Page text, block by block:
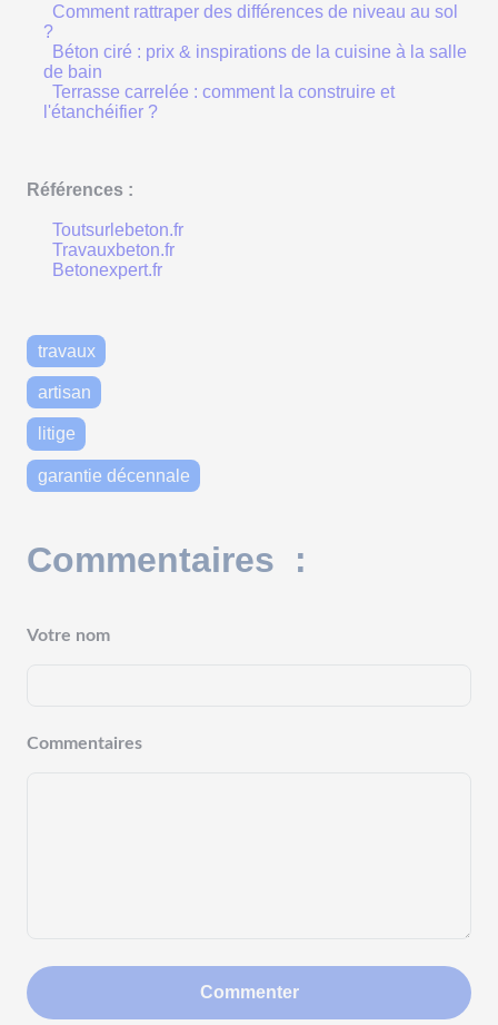
Comment rattraper des différences de niveau au sol
?
Béton ciré : prix & inspirations de la cuisine à la salle
de bain
Terrasse carrelée : comment la construire et
l'étanchéifier ?
Références :
Toutsurlebeton.fr
Travauxbeton.fr
Betonexpert.fr
travaux
artisan
litige
garantie décennale
Commentaires :
Votre nom
Commentaires
Commenter